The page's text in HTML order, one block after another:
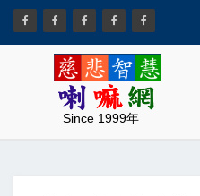
Since 1999年